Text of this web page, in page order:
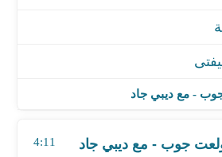
- مع ديبي جاد
ولعت جوب - مع ديبي جاد
4:11
هيا مش حرب
سن السكينة 2